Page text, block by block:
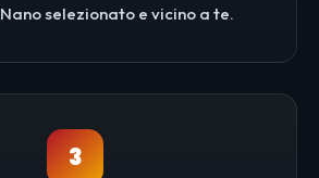
selezionato e vicino a te.
3